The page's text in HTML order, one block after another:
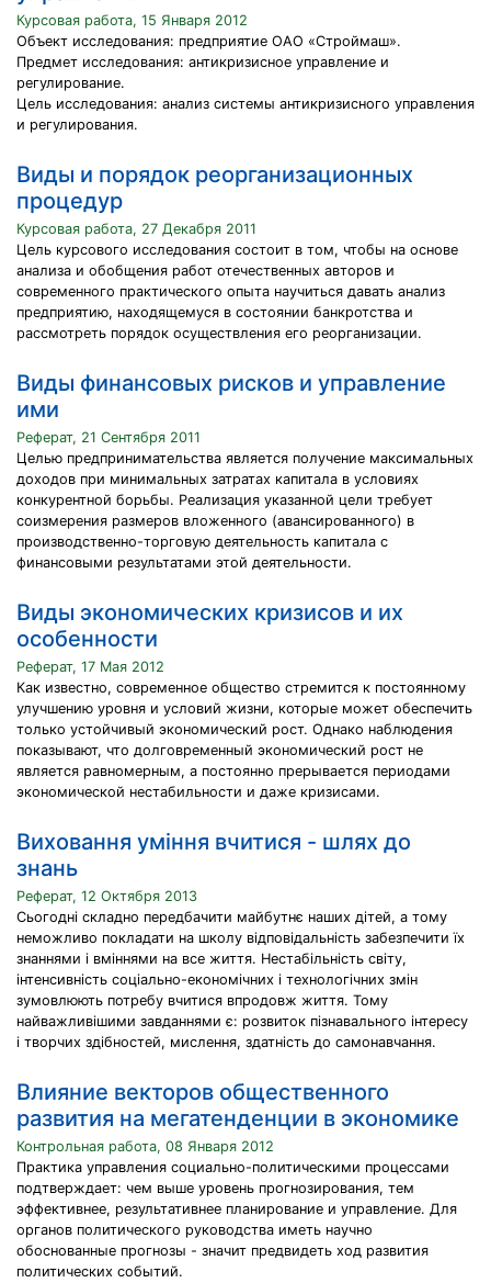
Курсовая работа, 15 Января 2012
Объект исследования: предприятие ОАО «Строймаш».
Предмет исследования: антикризисное управление и
регулирование.
Цель исследования: анализ системы антикризисного управления
и регулирования.
Виды и порядок реорганизационных
процедур
Курсовая работа, 27 Декабря 2011
Цель курсового исследования состоит в том, чтобы на основе
анализа и обобщения работ отечественных авторов и
современного практического опыта научиться давать анализ
предприятию, находящемуся в состоянии банкротства и
рассмотреть порядок осуществления его реорганизации.
Виды финансовых рисков и управление
ими
Реферат, 21 Сентября 2011
Целью предпринимательства является получение максимальных
доходов при минимальных затратах капитала в условиях
конкурентной борьбы. Реализация указанной цели требует
соизмерения размеров вложенного (авансированного) в
производственно-торговую деятельность капитала с
финансовыми результатами этой деятельности.
Виды экономических кризисов и их
особенности
Реферат, 17 Мая 2012
Как известно, современное общество стремится к постоянному
улучшению уровня и условий жизни, которые может обеспечить
только устойчивый экономический рост. Однако наблюдения
показывают, что долговременный экономический рост не
является равномерным, а постоянно прерывается периодами
экономической нестабильности и даже кризисами.
Виховання уміння вчитися - шлях до
знань
Реферат, 12 Октября 2013
Сьогодні складно передбачити майбутнє наших дітей, а тому
неможливо покладати на школу відповідальність забезпечити їх
знаннями і вміннями на все життя. Нестабільність світу,
інтенсивність соціально-економічних і технологічних змін
зумовлюють потребу вчитися впродовж життя. Тому
найважливішими завданнями є: розвиток пізнавального інтересу
і творчих здібностей, мислення, здатність до самонавчання.
Влияние векторов общественного
развития на мегатенденции в экономике
Контрольная работа, 08 Января 2012
Практика управления социально-политическими процессами
подтверждает: чем выше уровень прогнозирования, тем
эффективнее, результативнее планирование и управление. Для
органов политического руководства иметь научно
обоснованные прогнозы - значит предвидеть ход развития
политических событий.